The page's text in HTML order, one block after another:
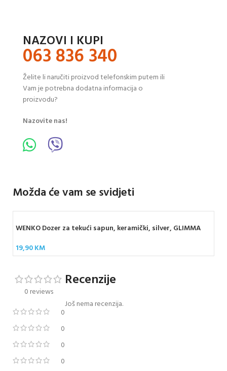
NAZOVI I KUPI
063 836 340
Želite li naručiti proizvod telefonskim putem ili
Vam je potrebna dodatna informacija o
proizvodu?
Nazovite nas!
Možda će vam se svidjeti
WENKO Dozer za tekući sapun, keramički, silver, GLIMMA
19,90KM
0 reviews
0
0
0
0
Recenzije
Još nema recenzija.